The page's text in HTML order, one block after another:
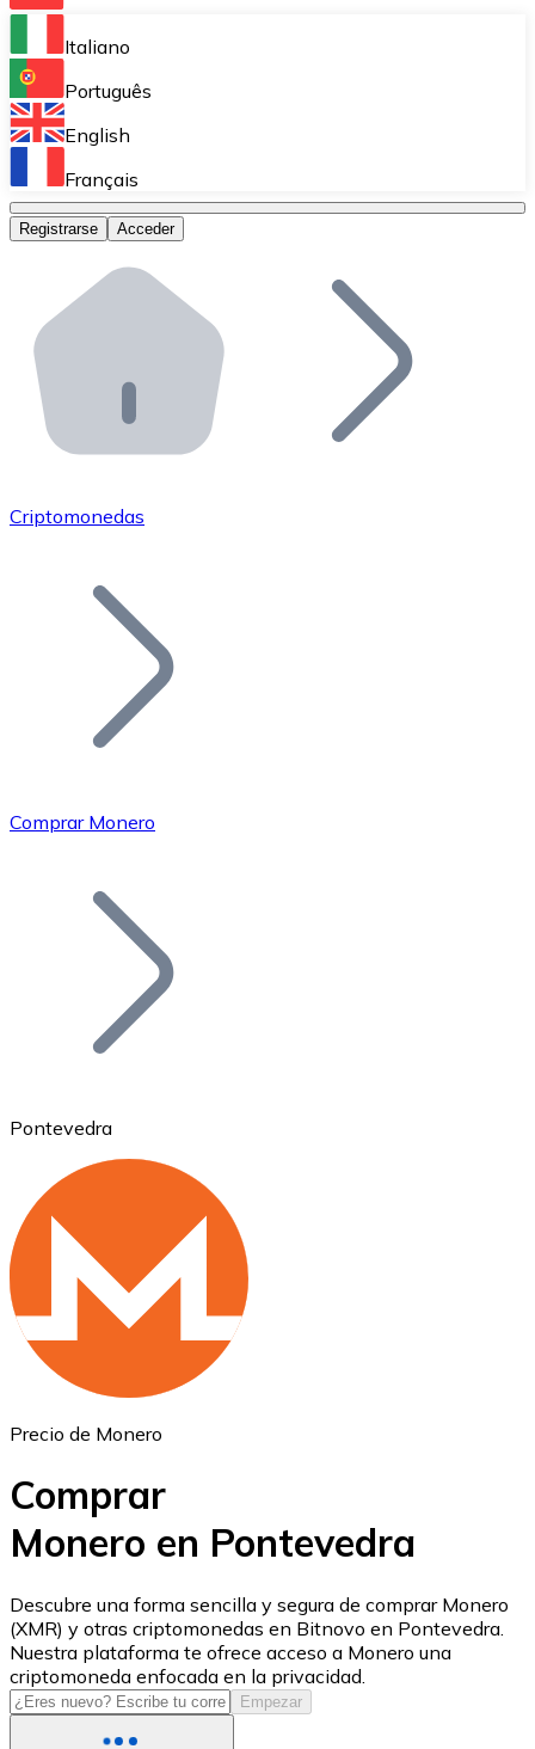
Bitnovo Ramp
Integra nuestra solución en tu plataforma.
Bitnovo Giftcards
Bitnovo OTC
Bitnovo ATM
Integra un ATM Bitnovo en tu negocio y permite que
Bitnovo API
Integra nuestra API en tu ecosistema.
Únete a nuestra red de distribuidores.
Añade tu proyecto a nuestro ecosistema.
Bitcoin
Ethereum
ETH
USD Coin
USDC
Italiano
Português
English
Français
Registrarse Acceder
Criptomonedas
Comprar Monero
Pontevedra
Precio de Monero
Comprar
Monero en Pontevedra
Descubre una forma sencilla y segura de comprar Monero
(XMR) y otras criptomonedas en Bitnovo en Pontevedra.
Nuestra plataforma te ofrece acceso a Monero una
criptomoneda enfocada en la privacidad.
Empezar